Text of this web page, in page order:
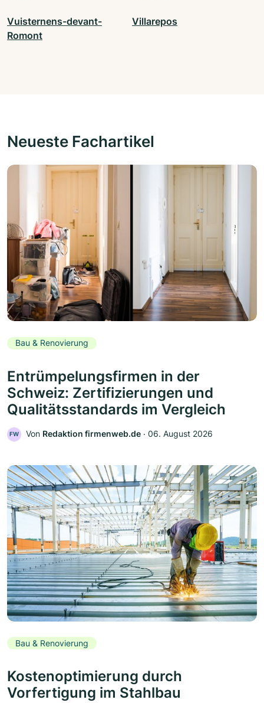
Vuisternens-devant-
Romont
Villarepos
Neueste Fachartikel
Bau & Renovierung
Entrümpelungsfirmen in der
Schweiz: Zertifizierungen und
Qualitätsstandards im Vergleich
FW Von Redaktion firmenweb.de ‧ 06. August 2026
Bau & Renovierung
Kostenoptimierung durch
Vorfertigung im Stahlbau